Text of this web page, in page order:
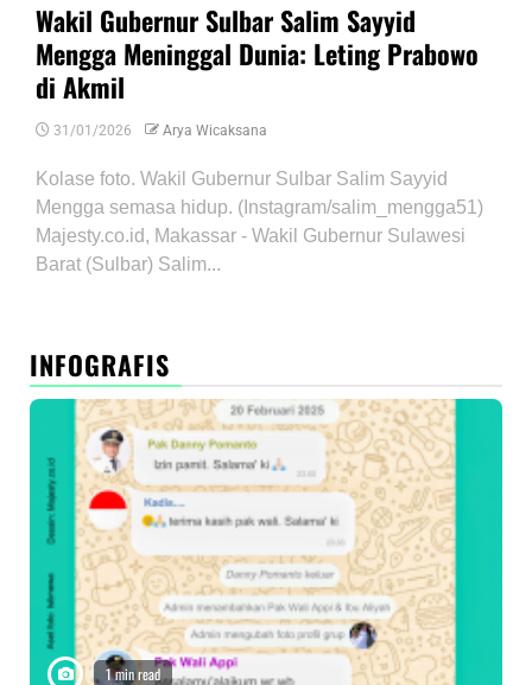
Wakil Gubernur Sulbar Salim Sayyid
Mengga Meninggal Dunia: Leting Prabowo
di Akmil
31/01/2026 Arya Wicaksana
Kolase foto. Wakil Gubernur Sulbar Salim Sayyid
Mengga semasa hidup. (Instagram/salim_mengga51)
Majesty.co.id, Makassar - Wakil Gubernur Sulawesi
Barat (Sulbar) Salim...
INFOGRAFIS
1 min read